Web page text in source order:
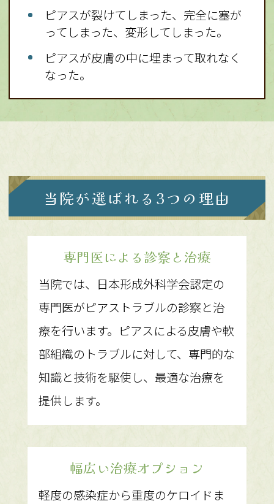
ピアスが裂けてしまった、完全に塞が
ってしまった、変形してしまった。
ピアスが皮膚の中に埋まって取れなく
なった。
当院が選ばれる3つの理由
専門医による診察と治療
当院では、日本形成外科学会認定の
専門医がピアストラブルの診察と治
療を行います。ピアスによる皮膚や軟
部組織のトラブルに対して、専門的な
知識と技術を駆使し、最適な治療を
提供します。
幅広い治療オプション
軽度の感染症から重度のケロイドま